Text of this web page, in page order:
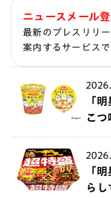
ニュースメール
最新のプレスリリ
案内するサービス
「
こ
「
ら